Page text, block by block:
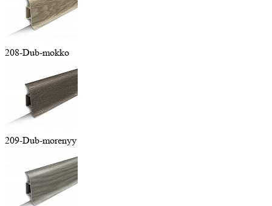
208-Dub-mokko
209-Dub-morenyy